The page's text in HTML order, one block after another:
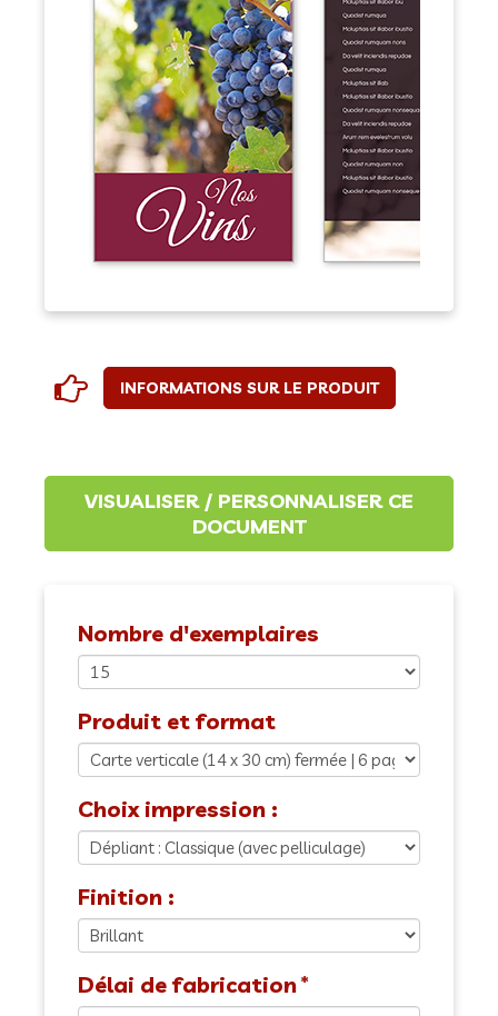
INFORMATIONS SUR LE PRODUIT
Nombre d'exemplaires
Produit et format
Choix impression :
Finition :
Délai de fabrication